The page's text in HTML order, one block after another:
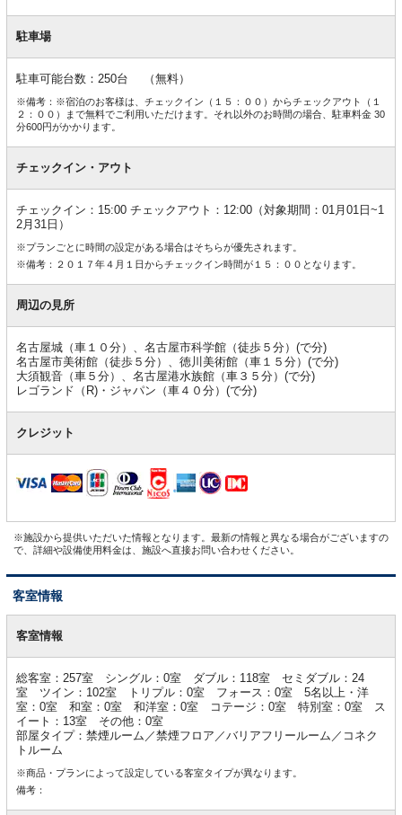
駐車場
駐車可能台数：250台 （無料）
※備考：※宿泊のお客様は、チェックイン（１５：００）からチェックアウト（１
２：００）まで無料でご利用いただけます。それ以外のお時間の場合、駐車料金 30
分600円がかかります。
チェックイン・アウト
チェックイン：15:00 チェックアウト：12:00（対象期間：01月01日~1
2月31日）
※プランごとに時間の設定がある場合はそちらが優先されます。
※備考：２０１７年４月１日からチェックイン時間が１５：００となります。
周辺の見所
名古屋城（車１０分）、名古屋市科学館（徒歩５分）(で分)
名古屋市美術館（徒歩５分）、徳川美術館（車１５分）(で分)
大須観音（車５分）、名古屋港水族館（車３５分）(で分)
レゴランド（R)・ジャパン（車４０分）(で分)
クレジット
※施設から提供いただいた情報となります。最新の情報と異なる場合がございますの
で、詳細や設備使用料金は、施設へ直接お問い合わせください。
客室情報
室客室情報
総客室：257室 シングル：0室 ダブル：118室 セミダブル：24
室 ツイン：102室 トリプル：0室 フォース：0室 5名以上・洋
室：0室 和室：0室 和洋室：0室 コテージ：0室 特別室：0室 ス
イート：13室 その他：0室
部屋タイプ：禁煙ルーム／禁煙フロア／バリアフリールーム／コネク
トルーム
※商品・プランによって設定している客室タイプが異なります。
備考：